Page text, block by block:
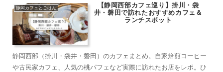
静岡カフェとごはん
【静岡西部カフェ巡り】掛川・袋
井・磐田で訪れたおすすめカフェ＆
ランチスポット
静岡西部（掛川・袋井・磐田）のカフェまとめ。自家焙煎コーヒー
や古民家カフェ、人気の桃パフェなど実際に訪れたお店をレポ。ひ